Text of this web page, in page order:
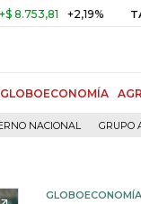
+2,19% TASA DE
GLOBOECONOMÍA
NACIONAL GRUPO
GLOBOECONOMÍA